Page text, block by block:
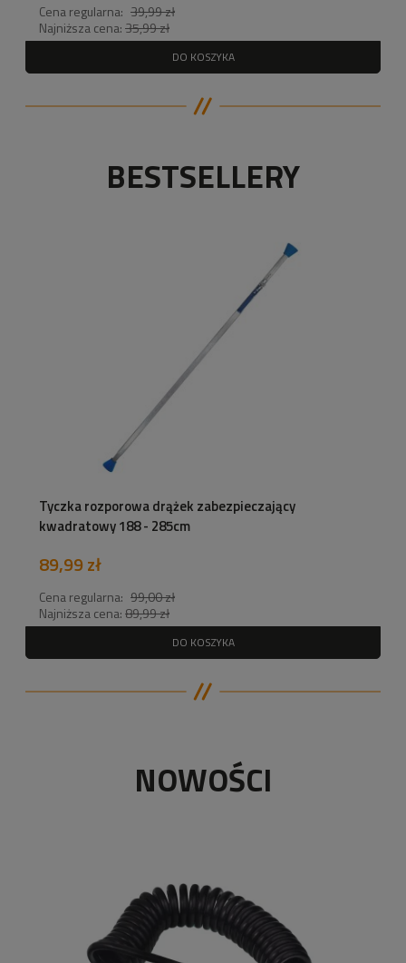
Cena regularna: 39,99 zł
Najniższa cena:35,99 zł
DO KOSZYKA
BESTSELLERY
Tyczka rozporowa drążek zabezpieczający
kwadratowy 188 - 285cm
89,99 zł
Cena regularna: 99,00 zł
Najniższa cena:89,99 zł
DO KOSZYKA
NOWOŚCI